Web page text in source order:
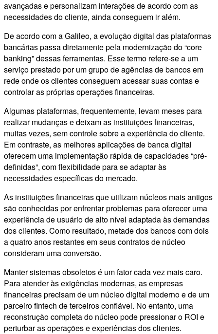
avançadas e personalizam interações de acordo com as
necessidades do cliente, ainda conseguem ir além.
De acordo com a Galileo, a evolução digital das plataformas
bancárias passa diretamente pela modernização do “core
banking” dessas ferramentas. Esse termo refere-se a um
serviço prestado por um grupo de agências de bancos em
rede onde os clientes conseguem acessar suas contas e
controlar as próprias operações financeiras.
Algumas plataformas, frequentemente, levam meses para
realizar mudanças e deixam as instituições financeiras,
muitas vezes, sem controle sobre a experiência do cliente.
Em contraste, as melhores aplicações de banca digital
oferecem uma implementação rápida de capacidades “pré-
definidas”, com flexibilidade para se adaptar às
necessidades específicas do mercado.
As instituições financeiras que utilizam núcleos mais antigos
são conhecidas por enfrentar problemas para oferecer uma
experiência de usuário de alto nível adaptada às demandas
dos clientes. Como resultado, metade dos bancos com dois
a quatro anos restantes em seus contratos de núcleo
consideram uma conversão.
Manter sistemas obsoletos é um fator cada vez mais caro.
Para atender às exigências modernas, as empresas
financeiras precisam de um núcleo digital moderno e de um
parceiro fintech de terceiros confiável. No entanto, uma
reconstrução completa do núcleo pode pressionar o ROI e
perturbar as operações e experiências dos clientes.